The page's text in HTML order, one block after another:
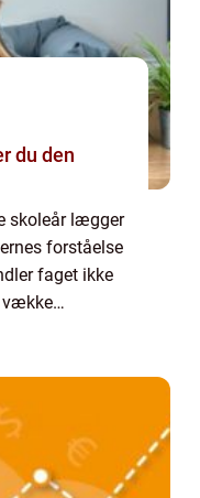
du den
skoleår lægger
forståelse
faget ikke
vække